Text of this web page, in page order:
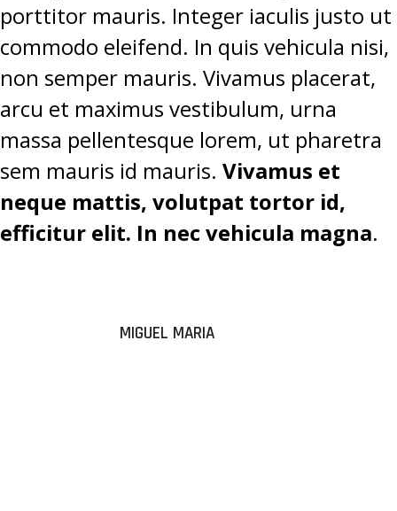
porttitor mauris. Integer iaculis justo ut
commodo eleifend. In quis vehicula nisi,
non semper mauris. Vivamus placerat,
arcu et maximus vestibulum, urna
massa pellentesque lorem, ut pharetra
sem mauris id mauris. Vivamus et
neque mattis, volutpat tortor id,
efficitur elit. In nec vehicula magna.
MIGUEL MARIA